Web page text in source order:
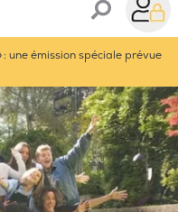
: une émission spéciale prévue